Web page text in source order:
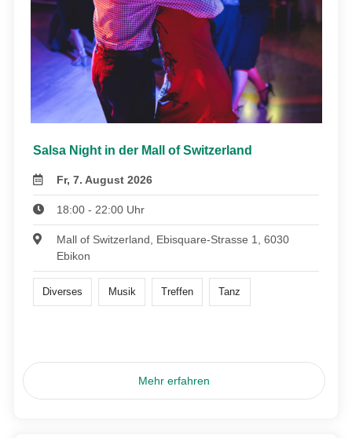
Salsa Night in der Mall of Switzerland
Fr, 7. August 2026
18:00 - 22:00 Uhr
Mall of Switzerland, Ebisquare-Strasse 1, 6030
Ebikon
Diverses Musik Treffen Tanz
Mehr erfahren